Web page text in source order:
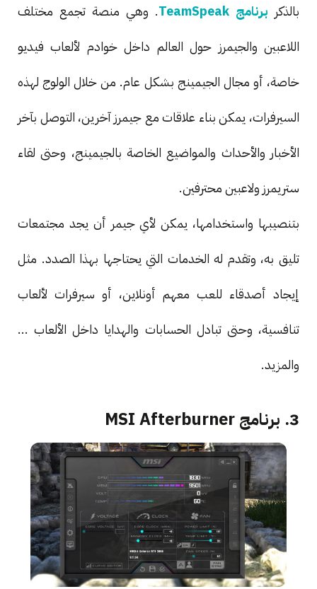
بالذكر برنامج TeamSpeak
. وهي منصة تجمع مختلف
اللاعبين والجيمرز حول العالم داخل خوادم لألعاب فيديو
خاصة، أو مجال الجيمينج بشكل عام. من خلال الولوج لهذه
السيرفرات، يمكن بناء علاقات مع جيمرز آخرين، التوصل بآخر
الأخبار والأحداث والمواضيع الخاصة بالجيمينج، وحتى لقاء
ستريمرز ولاعبين محترفين.
بتنصيبها واستخدامها، يمكن لأي جيمر أن يجد مجتمعات
تليق به، وتقدم له الخدمات التي يحتاجها بهذا الصدد. مثل
إيجاد أصدقاء للعب معهم أونلاين، أو سيرفرات لألعاب
تنافسية، وحتى تبادل الحسابات والهدايا داخل الألعاب ...
والمزيد.
3. برنامج MSI Afterburner